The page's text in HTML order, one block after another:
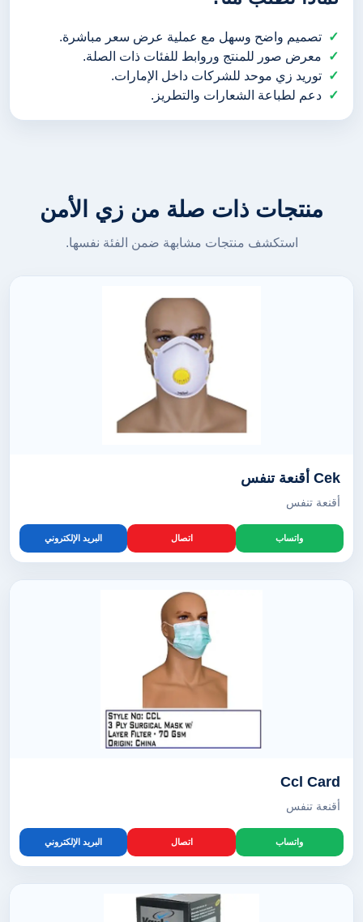
تصميم واضح وسهل مع عملية عرض سعر مباشرة.
معرض صور للمنتج وروابط للفئات ذات الصلة.
توريد زي موحد للشركات داخل الإمارات.
دعم لطباعة الشعارات والتطريز.
منتجات ذات صلة من زي الأمن
استكشف منتجات مشابهة ضمن الفئة نفسها.
Cek أقنعة تنفس
أقنعة تنفس
واتساب اتصال البريد الإلكتروني
Ccl Card
أقنعة تنفس
واتساب اتصال البريد الإلكتروني